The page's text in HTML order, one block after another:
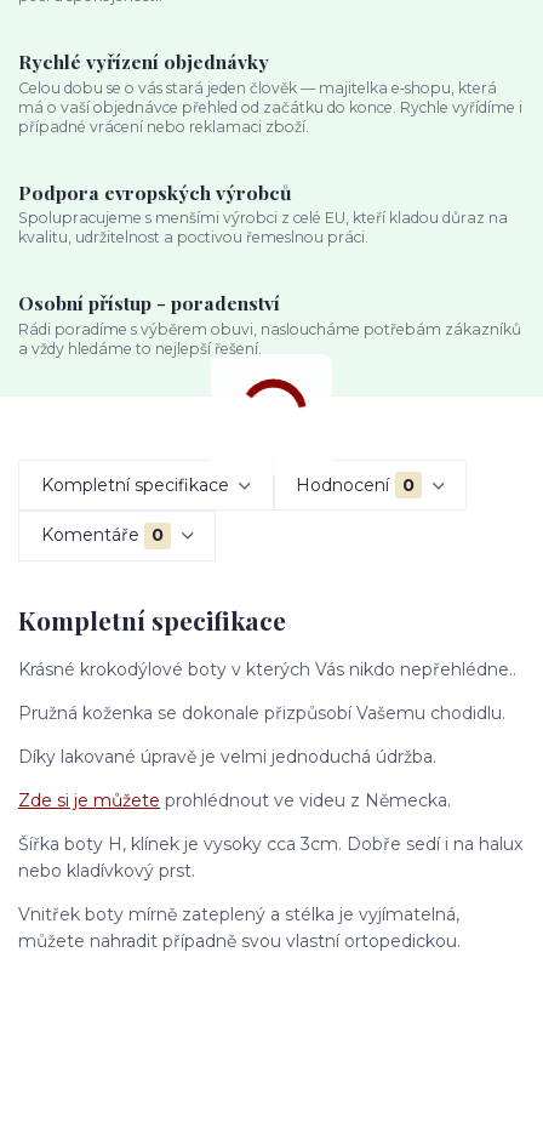
Rychlé vyřízení objednávky
Celou dobu se o vás stará jeden člověk — majitelka e‑shopu, která
má o vaší objednávce přehled od začátku do konce. Rychle vyřídíme i
případné vrácení nebo reklamaci zboží.
Podpora evropských výrobců
Spolupracujeme s menšími výrobci z celé EU, kteří kladou důraz na
kvalitu, udržitelnost a poctivou řemeslnou práci.
Osobní přístup - poradenství
Rádi poradíme s výběrem obuvi, nasloucháme potřebám zákazníků
a vždy hledáme to nejlepší řešení.
Kompletní specifikace Hodnocení 0
Komentáře 0
Kompletní specifikace
Krásné krokodýlové boty v kterých Vás nikdo nepřehlédne..
Pružná koženka se dokonale přizpůsobí Vašemu chodidlu.
Díky lakované úpravě je velmi jednoduchá údržba.
Zde si je můžete prohlédnout ve videu z Německa.
Šířka boty H, klínek je vysoky cca 3cm. Dobře sedí i na halux
nebo kladívkový prst.
Vnitřek boty mírně zateplený a stélka je vyjímatelná,
můžete nahradit případně svou vlastní ortopedickou.